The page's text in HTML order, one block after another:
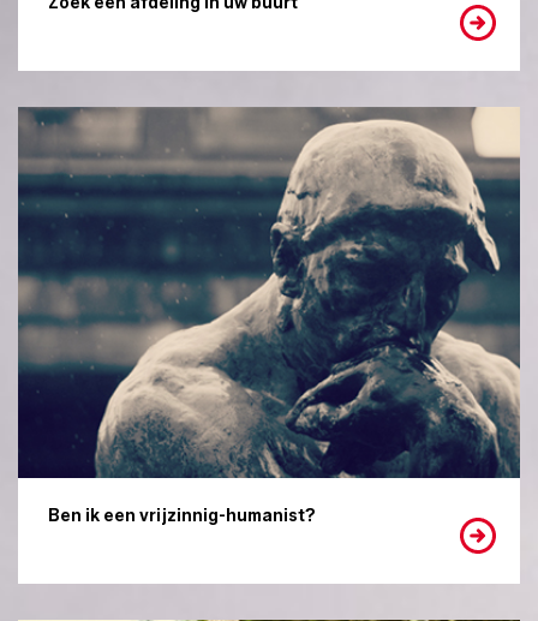
Ben ik een vrijzinnig-humanist?